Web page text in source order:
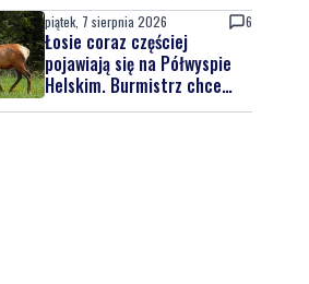
piątek, 7 sierpnia 2026 6
Łosie coraz częściej
pojawiają się na Półwyspie
Helskim. Burmistrz chce
nowych znaków drogowych